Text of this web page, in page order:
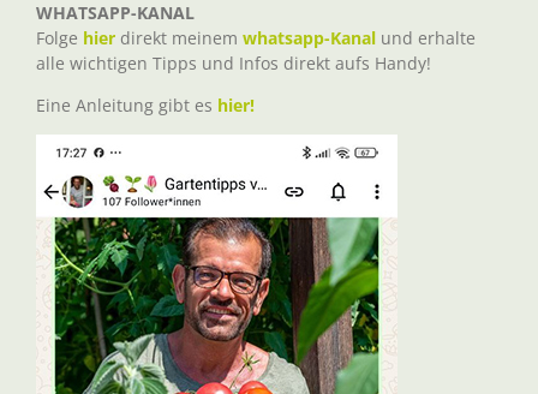
WHATSAPP-KANAL
Folge hier direkt meinem whatsapp-Kanal und erhalte
alle wichtigen Tipps und Infos direkt aufs Handy!
Eine Anleitung gibt es hier!